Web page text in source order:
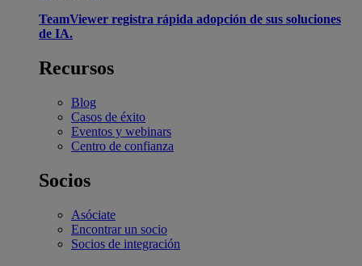
TeamViewer registra rápida adopción de sus soluciones
de IA.
Recursos
Blog
Casos de éxito
Eventos y webinars
Centro de confianza
Socios
Asóciate
Encontrar un socio
Socios de integración